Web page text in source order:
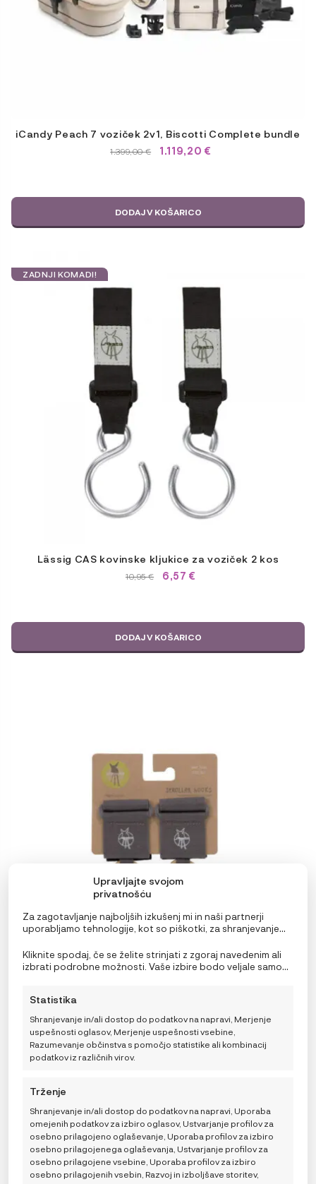
Upravljajte svojom
privatnošću
Za zagotavljanje najboljših izkušenj mi in naši partnerji
uporabljamo tehnologije, kot so piškotki, za shranjevanje
tehnologije nam in našim partnerjem omogoča obdelavo
osebnih podatkov, kot so vedenje pri brskanju ali edinstveni
identifikatorji na tem spletnem mestu. Neprivolitev ali
funkcije in funkcije.
Kliknite spodaj, če se želite strinjati z zgoraj navedenim ali
izbrati podrobne možnosti. Vaše izbire bodo veljale samo
uporabite preklopna stikala v pravilniku o piškotkih ali
kliknete gumb za upravljanje soglasja na dnu zaslona.
Statistika
Shranjevanje in/ali dostop do podatkov na napravi, Merjenje
uspešnosti oglasov, Merjenje uspešnosti vsebine,
Razumevanje občinstva s pomočjo statistike ali kombinacij
podatkov iz različnih virov.
Trženje
Shranjevanje in/ali dostop do podatkov na napravi, Uporaba
omejenih podatkov za izbiro oglasov, Ustvarjanje profilov za
osebno prilagojeno oglaševanje, Uporaba profilov za izbiro
osebno prilagojenega oglaševanja, Ustvarjanje profilov za
osebno prilagojene vsebine, Uporaba profilov za izbiro
osebno prilagojenih vsebin, Razvoj in izboljšave storitev,
iCandy Peach 7 voziček 2v1, Biscotti Complete bundle
IZVIRNA
1.399,00 €.
1.399,00€TRENUTNA
1.119,20€
DODAJ V KOŠARICO
Lässig CAS kovinske kljukice za voziček 2 kos
IZVIRNA
10,95 €.
10,95€TRENUTNA
6,57€
DODAJ V KOŠARICO
ZADNJI KOMADI!
Lässig CAS Kljukice za voziček s karabinom, 2 kos
14,95€